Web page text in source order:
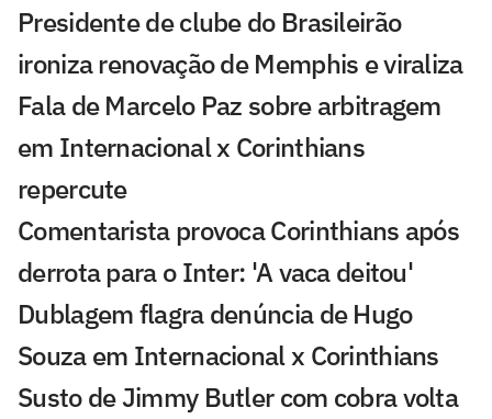
Presidente de clube do Brasileirão
ironiza renovação de Memphis e viraliza
Fala de Marcelo Paz sobre arbitragem
em Internacional x Corinthians
repercute
Comentarista provoca Corinthians após
derrota para o Inter: 'A vaca deitou'
Dublagem flagra denúncia de Hugo
Souza em Internacional x Corinthians
Susto de Jimmy Butler com cobra volta